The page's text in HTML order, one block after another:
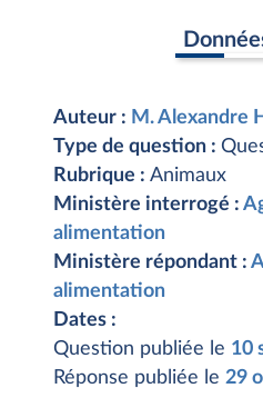
Auteur : M. Alexandre
Type de question :
Rubrique : Animaux
Ministère interrogé :
alimentation
Ministère répondant :
alimentation
Dates :
Question publiée le 10
Réponse publiée le 29